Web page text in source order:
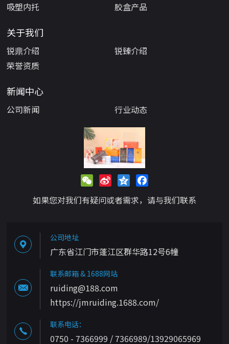
吸塑内托 胶盒产品
关于我们
锐鼎介绍
锐臻介绍
荣誉资质
新闻中心
公司新闻 行业动态
WeChat
Sina
Weibo
QzoneFacebook
如果您对我们有疑问或者需求，请与我们联系
公司地址
广东省江门市蓬江区群华路12号6幢
联系邮箱 & 1688网站
ruiding@188.com
https://jmruiding.1688.com/
联系电话：
0750 - 7366999 / 7366989/13929065969